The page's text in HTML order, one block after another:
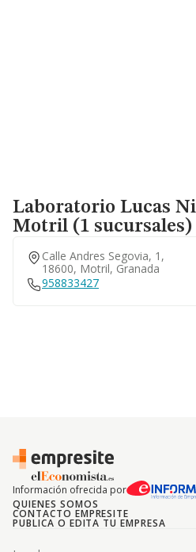
Laboratorio Lucas
Motril (1 sucursales)
Calle Andres Segovia, 1,
18600, Motril, Granada
958833427
Información ofrecida por
QUIENES SOMOS
CONTACTO EMPRESITE
PUBLICA O EDITA TU EMPRESA